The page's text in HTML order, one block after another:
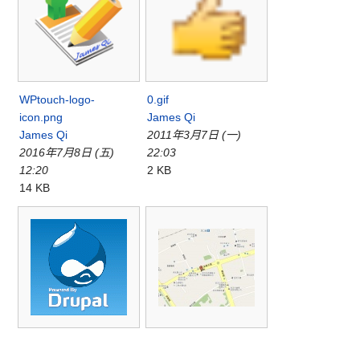
WPtouch-logo-
icon.png
James Qi
2016年7月8日 (五)
12:20
14 KB
0.gif
James Qi
2011年3月7日 (一)
22:03
2 KB